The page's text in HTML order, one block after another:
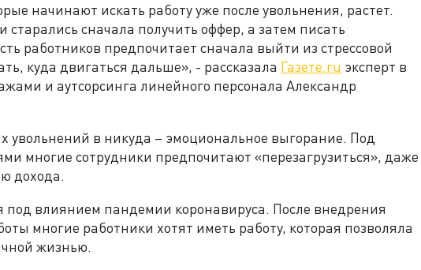
начинают искать работу уже после увольнения, растет.
старались сначала получить оффер, а затем писать
работников предпочитает сначала выйти из стрессовой
куда двигаться дальше», - рассказала Газете.ru эксперт в
и аутсорсинга линейного персонала Александр
увольнений в никуда – эмоциональное выгорание. Под
многие сотрудники предпочитают «перезагрузиться», даже
дохода.
под влиянием пандемии коронавируса. После внедрения
многие работники хотят иметь работу, которая позволяла
жизнью.